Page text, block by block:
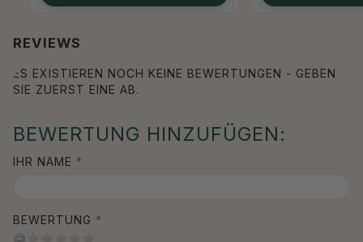
REVIEWS
ES EXISTIEREN NOCH KEINE BEWERTUNGEN - GEBEN
SIE ZUERST EINE AB.
BEWERTUNG HINZUFÜGEN:
IHR NAME
BEWERTUNG